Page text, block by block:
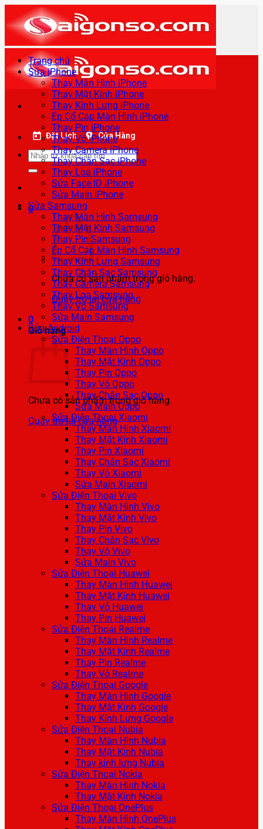
qua
nội
dung
Đặt Lịch Cửa Hàng
Tìm
kiếm:
0
Chưa có sản phẩm trong giỏ hàng.
Quay trở lại cửa hàng
0
Giỏ hàng
Chưa có sản phẩm trong giỏ hàng.
Quay trở lại cửa hàng
Trang chủ
Sửa iPhone
Thay Màn Hình iPhone
Thay Mặt Kính iPhone
Thay Kính Lưng iPhone
Ép Cổ Cáp Màn Hình iPhone
Thay Pin iPhone
Thay Vỏ iPhone
Thay Camera iPhone
Thay Chân Sạc iPhone
Thay Loa iPhone
Sửa Face ID iPhone
Sửa Main iPhone
Sửa Samsung
Thay Màn Hình Samsung
Thay Mặt Kính Samsung
Thay Pin Samsung
Ép Cổ Cáp Màn Hình Samsung
Thay Kính Lưng Samsung
Thay Chân Sạc Samsung
Thay Camera Samsung
Thay Loa Samsung
Thay Vỏ Samsung
Sửa Main Samsung
Sửa Android
Sửa Điện Thoại Oppo
Thay Màn Hình Oppo
Thay Mặt Kính Oppo
Thay Pin Oppo
Thay Vỏ Oppo
Thay Chân Sạc Oppo
Sửa Main Oppo
Sửa Điện Thoại Xiaomi
Thay Màn Hình Xiaomi
Thay Mặt Kính Xiaomi
Thay Pin Xiaomi
Thay Chân Sạc Xiaomi
Thay Vỏ Xiaomi
Sửa Main Xiaomi
Sửa Điện Thoại Vivo
Thay Màn Hình Vivo
Thay Mặt Kính Vivo
Thay Pin Vivo
Thay Chân Sạc Vivo
Thay Vỏ Vivo
Sửa Main Vivo
Sửa Điện Thoại Huawei
Thay Màn Hình Huawei
Thay Mặt Kính Huawei
Thay Vỏ Huawei
Thay Pin Huawei
Sửa Điện Thoại Realme
Thay Màn Hình Realme
Thay Mặt Kính Realme
Thay Pin Realme
Thay Vỏ Realme
Sửa Điện Thoại Google
Thay Màn Hình Google
Thay Mặt Kính Google
Thay Kính Lưng Google
Sửa Điện Thoại Nubia
Thay Màn Hình Nubia
Thay Mặt Kính Nubia
Thay kính lưng Nubia
Sửa Điện Thoại Nokia
Thay Màn Hình Nokia
Thay Mặt Kính Nokia
Sửa Điện Thoại OnePlus
Thay Màn Hình OnePlus